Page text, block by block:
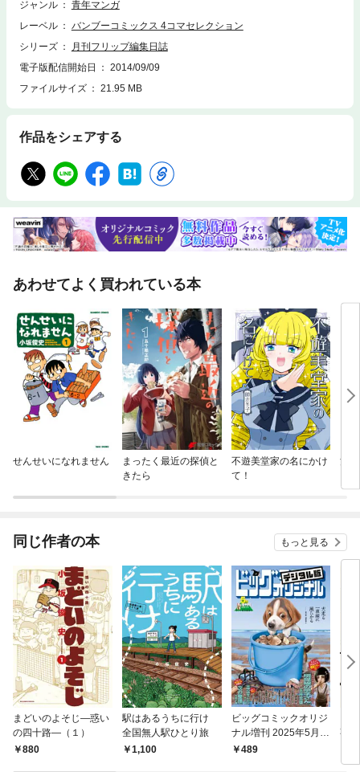
ジャンル
青年マンガ
レーベル
バンブーコミックス 4コマセレクション
シリーズ
月刊フリップ編集日誌
電子版配信開始日
2014/09/09
ファイルサイズ
21.95 MB
作品をシェアする
あわせてよく買われている本
せんせいになれません
まったく最近の探偵と
きたら
不遊美堂家の名にかけ
て！
泊
同じ作者の本 もっと見る
まどいのよそじ―惑い
の四十路―（１）
880
駅はあるうちに行け
全国無人駅ひとり旅
1,100
ビッグコミックオリジ
ナル増刊 2025年5月増
刊号（2025年4月12日
489
事